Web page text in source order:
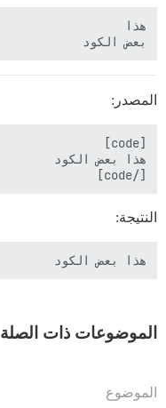
بعض الكود
المصدر:
[/code]
النتيجة:
هذا بعض الكود
الموضوعات ذات الصلة
الموضوع